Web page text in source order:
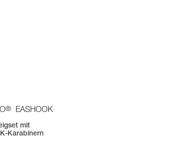
® EASHOOK
mit
Karabinern